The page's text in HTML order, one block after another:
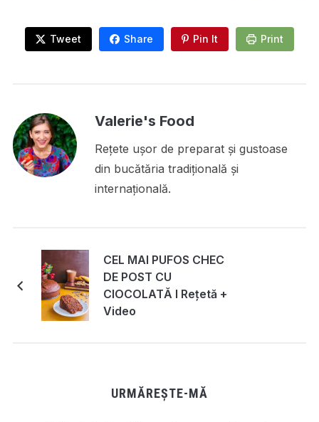
Tweet Share Pin It Print
Valerie's Food
Rețete ușor de preparat și gustoase
din bucătăria tradițională și
internațională.
CEL MAI PUFOS CHEC
DE POST CU
CIOCOLATĂ I Rețetă +
Video
URMĂREȘTE-MĂ